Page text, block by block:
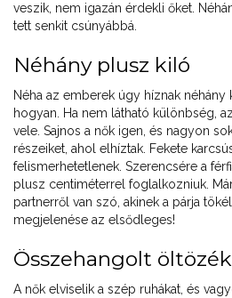
veszik, nem igazán érdekli őket.
tett senkit csúnyábbá.
Néhány plusz kiló
Néha az emberek úgy híznak
hogyan. Ha nem látható különbség,
vele. Sajnos a nők igen, és nagyon
részeiket, ahol elhíztak. Fekete
felismerhetetlenek. Szerencsére a
plusz centiméterrel foglalkozniuk.
partnerről van szó, akinek a párja
megjelenése az elsődleges!
Összehangolt öltözék
A nők elviselik a szép ruhákat, és